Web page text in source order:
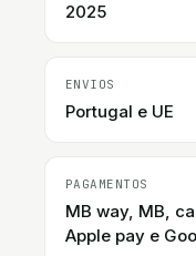
2025
ENVIOS
Portugal e UE
PAGAMENTOS
MB way, MB,
Apple pay e